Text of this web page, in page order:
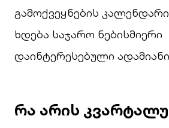
გამოქვეყნების
ხდება საჯარო ნებისმიერი
დაინტერესებული
რა არის